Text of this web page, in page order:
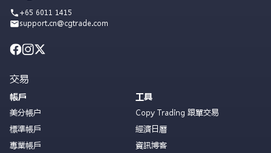
+65 6011 1415
support.cn@cgtrade.com
交易
帳戶
美分帳户
標準帳戶
專業帳戶
工具
Copy Trading 跟單交易
經濟日曆
資訊博客